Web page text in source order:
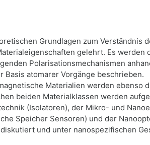
Grundlagen zum Verständnis
gelehrt. Es werden
Polarisationsmechanismen
atomarer Vorgänge beschrieben.
Materialien werden ebenso
beiden Materialklassen werden
(Isolatoren), der Mikro- und
Speicher Sensoren) und der
und unter nanospezifischen